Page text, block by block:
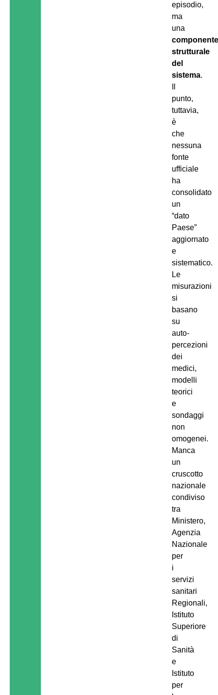
episodio,
ma
una
componente
strutturale
del
sistema.
punto,
tuttavia,
è
che
nessuna
fonte
ufficiale
ha
consolidato
un
“dato
Paese”
aggiornato
e
sistematico.
Le
misurazioni
si
basano
su
auto-
percezioni
dei
medici,
modelli
teorici
e
sondaggi
non
omogenei.
Manca
un
cruscotto
nazionale
condiviso
tra
Ministero,
Agenzia
Nazionale
per
i
servizi
sanitari
Regionali,
Istituto
Superiore
di
Sanità
e
Istituto
per